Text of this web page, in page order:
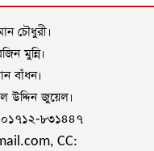
চৌধুরী।
মুন্নি।
বাঁধন।
উদ্দিন জুয়েল।
৮৩১৪৪৭
CC: